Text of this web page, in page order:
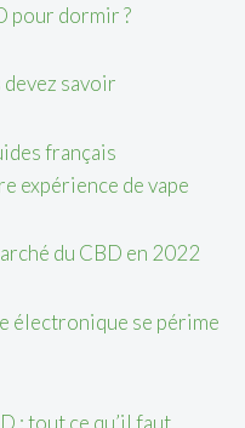
pour dormir ?
devez savoir
français
expérience de vape
du CBD en 2022
électronique se périme
: tout ce qu’il faut